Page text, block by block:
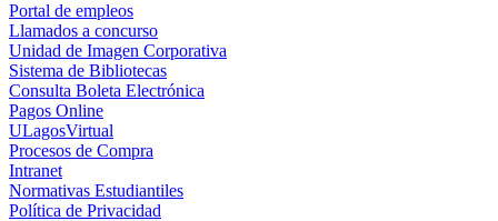
Portal de empleos
Llamados a concurso
Unidad de Imagen Corporativa
Sistema de Bibliotecas
Consulta Boleta Electrónica
Pagos Online
ULagosVirtual
Procesos de Compra
Intranet
Normativas Estudiantiles
Política de Privacidad